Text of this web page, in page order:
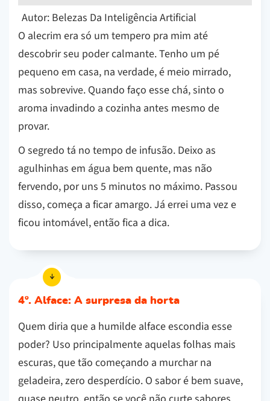
Autor: Belezas Da Inteligência Artificial
O alecrim era só um tempero pra mim até
descobrir seu poder calmante. Tenho um pé
pequeno em casa, na verdade, é meio mirrado,
mas sobrevive. Quando faço esse chá, sinto o
aroma invadindo a cozinha antes mesmo de
provar.
O segredo tá no tempo de infusão. Deixo as
agulhinhas em água bem quente, mas não
fervendo, por uns 5 minutos no máximo. Passou
disso, começa a ficar amargo. Já errei uma vez e
ficou intomável, então fica a dica.
4º. Alface: A surpresa da horta
Quem diria que a humilde alface escondia esse
poder? Uso principalmente aquelas folhas mais
escuras, que tão começando a murchar na
geladeira, zero desperdício. O sabor é bem suave,